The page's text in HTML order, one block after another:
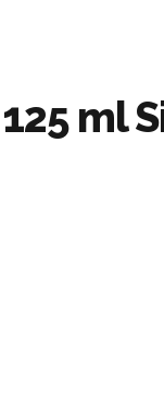
ml